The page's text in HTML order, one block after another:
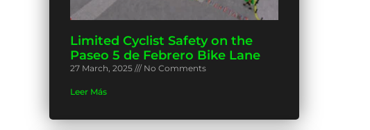
Limited Cyclist Safety on the
Paseo 5 de Febrero Bike Lane
27 March, 2025 No Comments
Leer Más